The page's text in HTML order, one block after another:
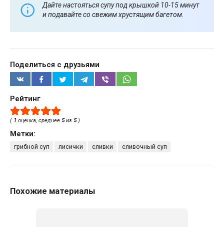
Дайте настояться супу под крышкой 10-15 минут
и подавайте со свежим хрустящим багетом.
Поделиться с друзьями
Рейтинг
( 1 оценка, среднее 5из 5)
Метки:
грибной суп лисички сливки сливочный суп
Похожие материалы